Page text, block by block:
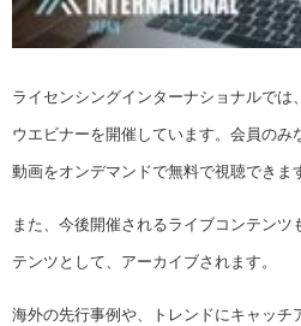
ライセンシングインターナショナルでは
ウエビナーを開催しています。会員のみ
動画をオンデマンドで無料で視聴できま
また、今後開催されるライブコンテンツ
テンツとして、アーカイブされます。
海外の先行事例や、トレンドにキャッチ